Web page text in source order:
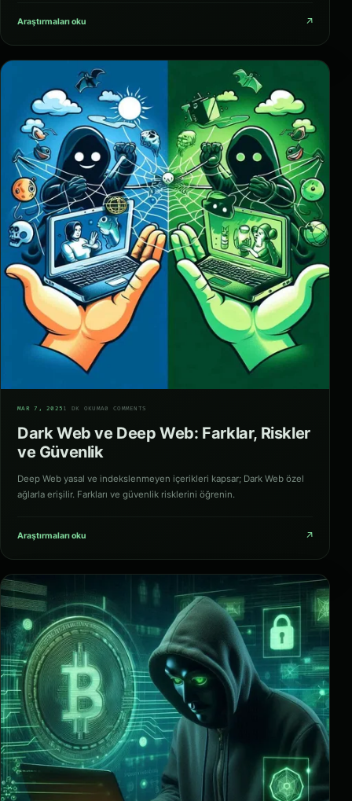
Araştırmaları oku ↗
MAR 7, 2025 1 DK OKUMA0 COMMENTS
Dark Web ve Deep Web: Farklar, Riskler
ve Güvenlik
Deep Web yasal ve indekslenmeyen içerikleri kapsar; Dark Web özel
ağlarla erişilir. Farkları ve güvenlik risklerini öğrenin.
Araştırmaları oku ↗